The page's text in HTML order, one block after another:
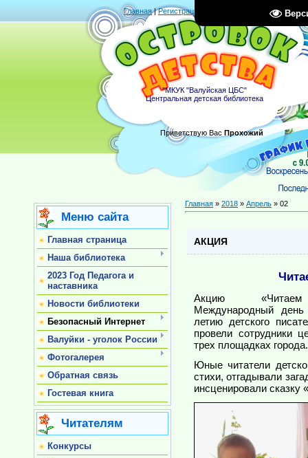
Главная|Регистрация
"МКУК "Валуйская ЦБС"
Центральная детская библиотека
Приветствую Вас Прохожий
Меню сайта
Главная страница
Наша библиотека
2023 Год Педагога и
наставника
Новости библиотеки
Безопасный Интернет
Валуйки - уголок России
Фотогалерея
Обратная связь
Гостевая книга
Читателям
Конкурсы
Главная » 2018 » Апрель » 02
АКЦИЯ
Акцию
Международный
летию детского
провели сотрудники
трех площадках города.
Юные читатели
стихи, отгадывали
инсценировали сказку